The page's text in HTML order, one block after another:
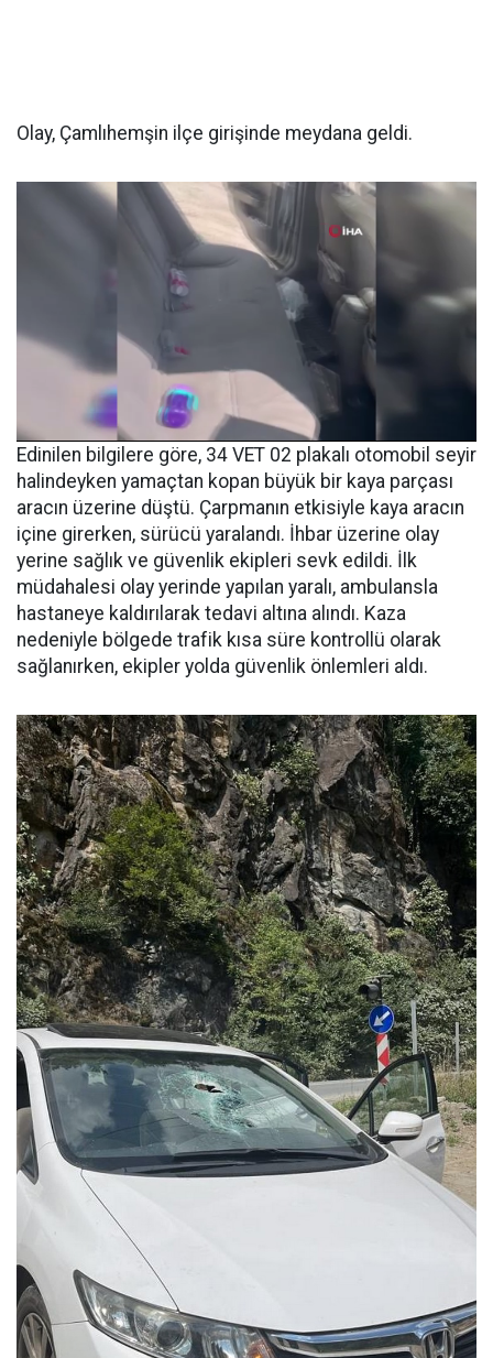
Olay, Çamlıhemşin ilçe girişinde meydana geldi.
Edinilen bilgilere göre, 34 VET 02 plakalı otomobil seyir
halindeyken yamaçtan kopan büyük bir kaya parçası
aracın üzerine düştü. Çarpmanın etkisiyle kaya aracın
içine girerken, sürücü yaralandı. İhbar üzerine olay
yerine sağlık ve güvenlik ekipleri sevk edildi. İlk
müdahalesi olay yerinde yapılan yaralı, ambulansla
hastaneye kaldırılarak tedavi altına alındı. Kaza
nedeniyle bölgede trafik kısa süre kontrollü olarak
sağlanırken, ekipler yolda güvenlik önlemleri aldı.